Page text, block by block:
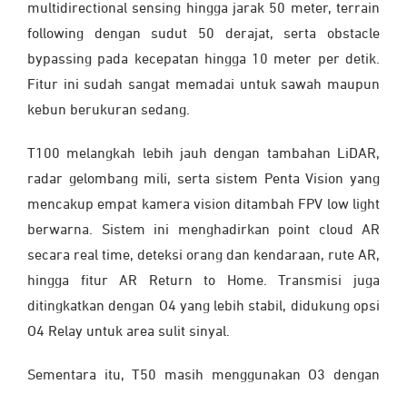
multidirectional sensing hingga jarak 50 meter, terrain
following dengan sudut 50 derajat, serta obstacle
bypassing pada kecepatan hingga 10 meter per detik.
Fitur ini sudah sangat memadai untuk sawah maupun
kebun berukuran sedang.
T100 melangkah lebih jauh dengan tambahan LiDAR,
radar gelombang mili, serta sistem Penta Vision yang
mencakup empat kamera vision ditambah FPV low light
berwarna. Sistem ini menghadirkan point cloud AR
secara real time, deteksi orang dan kendaraan, rute AR,
hingga fitur AR Return to Home. Transmisi juga
ditingkatkan dengan O4 yang lebih stabil, didukung opsi
O4 Relay untuk area sulit sinyal.
Sementara itu, T50 masih menggunakan O3 dengan